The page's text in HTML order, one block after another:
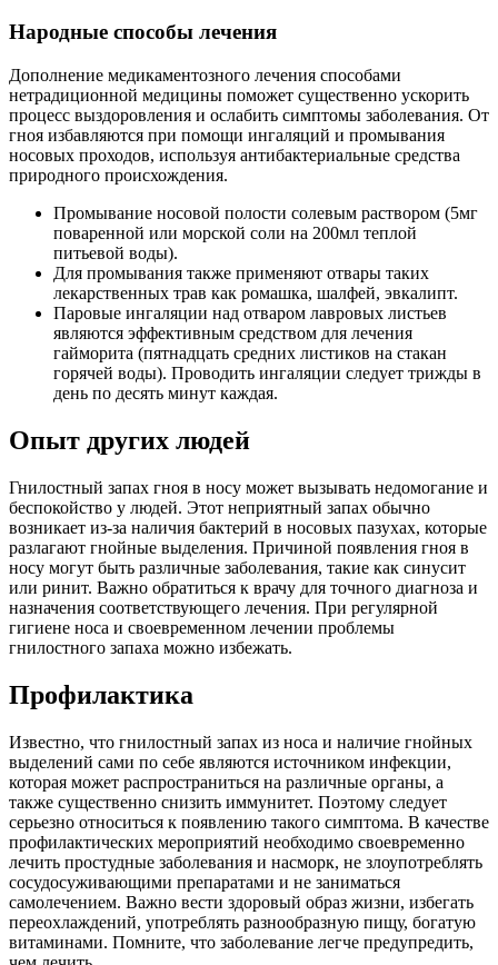
Народные способы лечения
Дополнение медикаментозного лечения способами
нетрадиционной медицины поможет существенно ускорить
процесс выздоровления и ослабить симптомы заболевания. От
гноя избавляются при помощи ингаляций и промывания
носовых проходов, используя антибактериальные средства
природного происхождения.
Промывание носовой полости солевым раствором (5мг
поваренной или морской соли на 200мл теплой
питьевой воды).
Для промывания также применяют отвары таких
лекарственных трав как ромашка, шалфей, эвкалипт.
Паровые ингаляции над отваром лавровых листьев
являются эффективным средством для лечения
гайморита (пятнадцать средних листиков на стакан
горячей воды). Проводить ингаляции следует трижды в
день по десять минут каждая.
Опыт других людей
Гнилостный запах гноя в носу может вызывать недомогание и
беспокойство у людей. Этот неприятный запах обычно
возникает из-за наличия бактерий в носовых пазухах, которые
разлагают гнойные выделения. Причиной появления гноя в
носу могут быть различные заболевания, такие как синусит
или ринит. Важно обратиться к врачу для точного диагноза и
назначения соответствующего лечения. При регулярной
гигиене носа и своевременном лечении проблемы
гнилостного запаха можно избежать.
Профилактика
Известно, что гнилостный запах из носа и наличие гнойных
выделений сами по себе являются источником инфекции,
которая может распространиться на различные органы, а
также существенно снизить иммунитет. Поэтому следует
серьезно относиться к появлению такого симптома. В качестве
профилактических мероприятий необходимо своевременно
лечить простудные заболевания и насморк, не злоупотреблять
сосудосуживающими препаратами и не заниматься
самолечением. Важно вести здоровый образ жизни, избегать
переохлаждений, употреблять разнообразную пищу, богатую
витаминами. Помните, что заболевание легче предупредить,